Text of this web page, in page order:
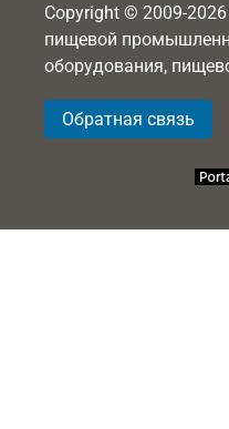
Copyright © 2009-
пищевой
оборудования,
Обратная связь